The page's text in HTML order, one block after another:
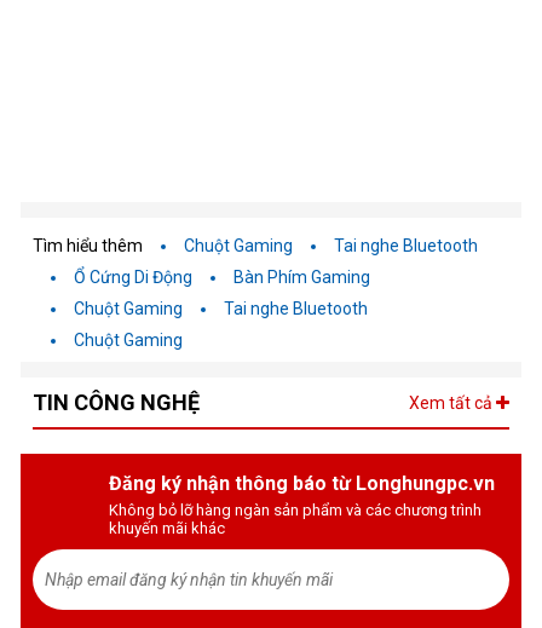
Tìm hiểu thêm Chuột Gaming
Tai nghe Bluetooth
Ổ Cứng Di Động
Bàn Phím Gaming
Chuột Gaming
Tai nghe Bluetooth
Chuột Gaming
TIN CÔNG NGHỆ Xem tất cả
Đăng ký nhận thông báo từ Longhungpc.vn
Không bỏ lỡ hàng ngàn sản phẩm và các chương trình
khuyến mãi khác